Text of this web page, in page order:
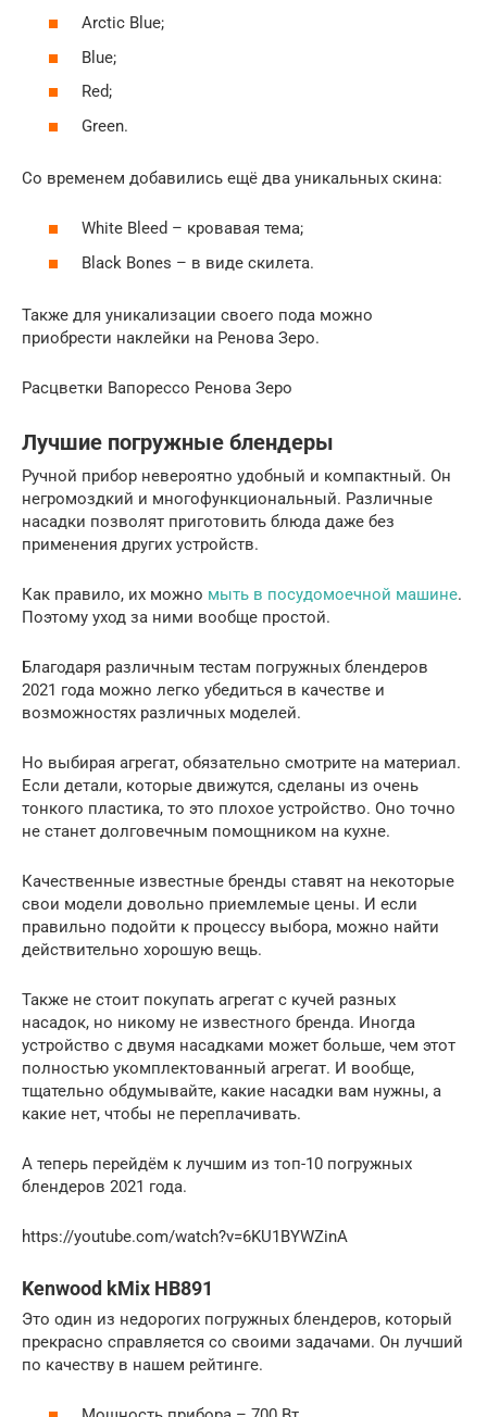
Arctic Blue;
Blue;
Red;
Green.
Со временем добавились ещё два уникальных скина:
White Bleed – кровавая тема;
Black Bones – в виде скилета.
Также для уникализации своего пода можно
приобрести наклейки на Ренова Зеро.
Расцветки Вапорессо Ренова Зеро
Лучшие погружные блендеры
Ручной прибор невероятно удобный и компактный. Он
негромоздкий и многофункциональный. Различные
насадки позволят приготовить блюда даже без
применения других устройств.
Как правило, их можно мыть в посудомоечной машине.
Поэтому уход за ними вообще простой.
Благодаря различным тестам погружных блендеров
2021 года можно легко убедиться в качестве и
возможностях различных моделей.
Но выбирая агрегат, обязательно смотрите на материал.
Если детали, которые движутся, сделаны из очень
тонкого пластика, то это плохое устройство. Оно точно
не станет долговечным помощником на кухне.
Качественные известные бренды ставят на некоторые
свои модели довольно приемлемые цены. И если
правильно подойти к процессу выбора, можно найти
действительно хорошую вещь.
Также не стоит покупать агрегат с кучей разных
насадок, но никому не известного бренда. Иногда
устройство с двумя насадками может больше, чем этот
полностью укомплектованный агрегат. И вообще,
тщательно обдумывайте, какие насадки вам нужны, а
какие нет, чтобы не переплачивать.
А теперь перейдём к лучшим из топ-10 погружных
блендеров 2021 года.
https://youtube.com/watch?v=6KU1BYWZinA
Kenwood kMix HB891
Это один из недорогих погружных блендеров, который
прекрасно справляется со своими задачами. Он лучший
по качеству в нашем рейтинге.